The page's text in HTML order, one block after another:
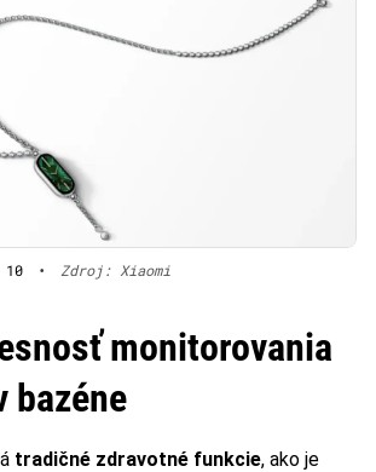
10 • Zdroj: Xiaomi
monitorovania
bazéne
tradičné zdravotné funkcie, ako je